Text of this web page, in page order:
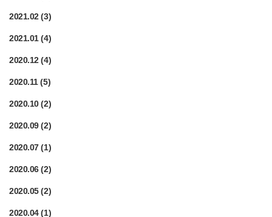
2021.02(3)
2021.01(4)
2020.12(4)
2020.11(5)
2020.10(2)
2020.09(2)
2020.07(1)
2020.06(2)
2020.05(2)
2020.04(1)